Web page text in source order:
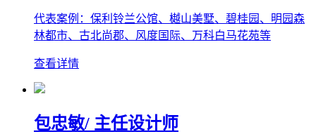
代表案例：保利铃兰公馆、樾山美墅、碧桂园、明园森
林都市、古北尚郡、风度国际、万科白马花苑等
查看详情
包忠敏/ 主任设计师